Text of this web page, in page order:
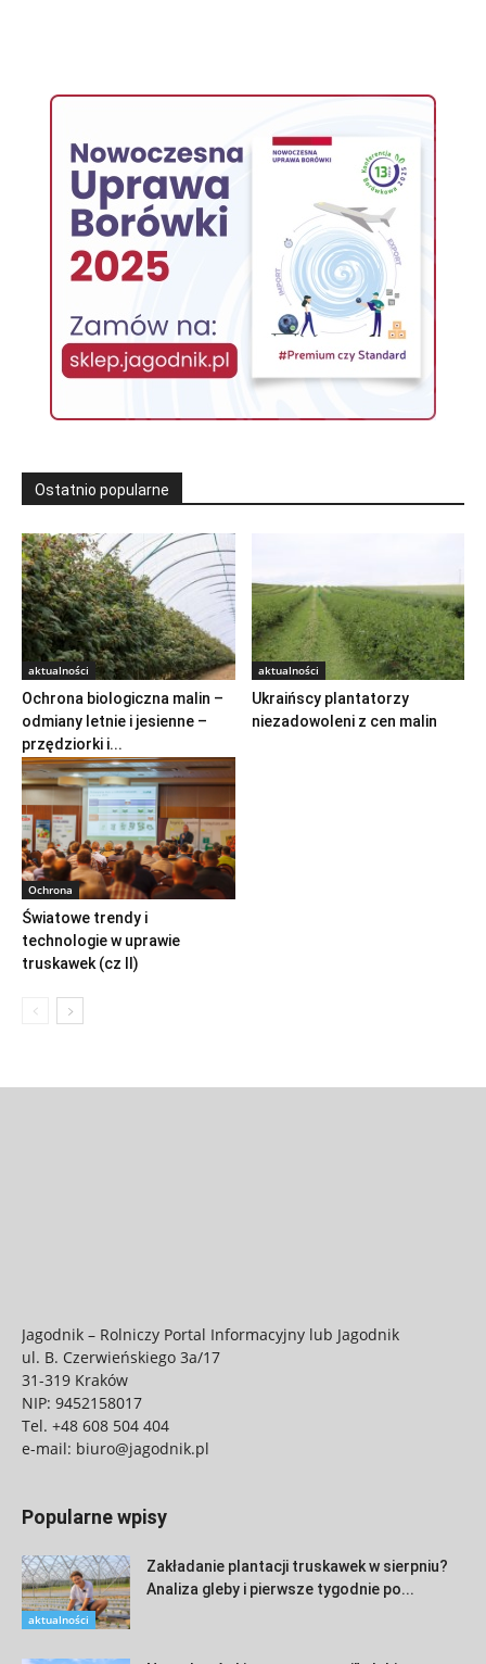
Ostatnio popularne
aktualności
Ochrona biologiczna malin –
odmiany letnie i jesienne –
przędziorki i...
aktualności
Ukraińscy plantatorzy
niezadowoleni z cen malin
Ochrona
Światowe trendy i
technologie w uprawie
truskawek (cz II)
Jagodnik – Rolniczy Portal Informacyjny lub Jagodnik
ul. B. Czerwieńskiego 3a/17
31-319 Kraków
NIP: 9452158017
Tel. +48 608 504 404
e-mail: biuro@jagodnik.pl
Popularne wpisy
aktualności
Zakładanie plantacji truskawek w sierpniu?
Analiza gleby i pierwsze tygodnie po...